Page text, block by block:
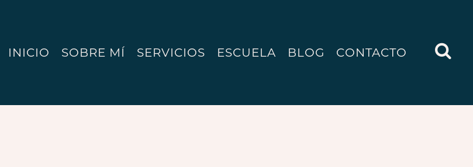
INICIO SOBRE MÍ SERVICIOS ESCUELA BLOG CONTACTO